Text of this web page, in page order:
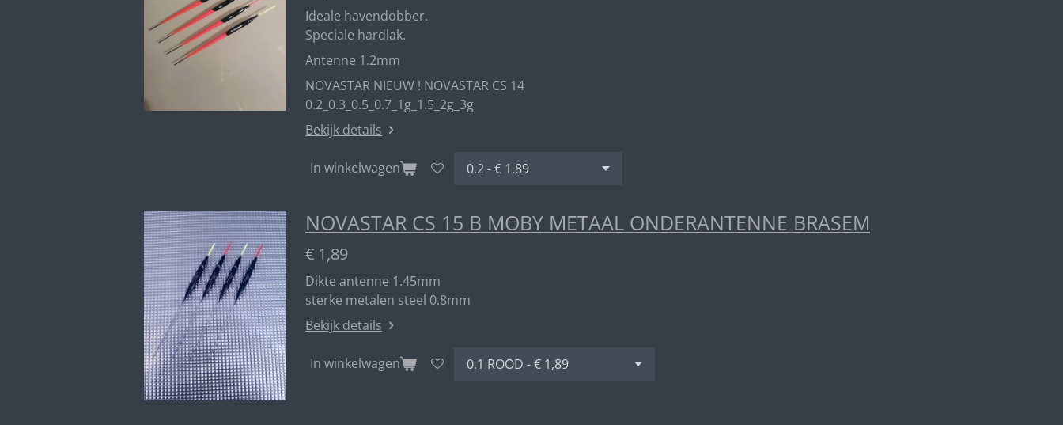
Ideale havendobber.
Speciale hardlak.
Antenne 1.2mm
NOVASTAR NIEUW ! NOVASTAR CS 14
0.2_0.3_0.5_0.7_1g_1.5_2g_3g
Bekijk details
In winkelwagen
NOVASTAR CS 15 B MOBY METAAL ONDERANTENNE BRASEM
€ 1,89
Dikte antenne 1.45mm
sterke metalen steel 0.8mm
Bekijk details
In winkelwagen